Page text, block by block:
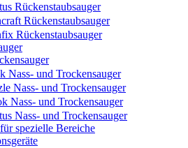
Rückenstaubsauger
Rückenstaubsauger
Rückenstaubsauger
Nass- und Trockensauger
Nass- und Trockensauger
Nass- und Trockensauger
Nass- und Trockensauger
spezielle Bereiche